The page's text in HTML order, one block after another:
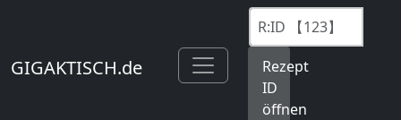
GIGAKTISCH.de
Rezept
ID
öffnen